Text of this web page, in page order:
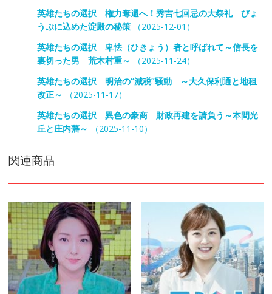
英雄たちの選択 権力奪還へ！秀吉七回忌の大祭礼 びょ
うぶに込めた淀殿の秘策（2025-12-01）
英雄たちの選択 卑怯（ひきょう）者と呼ばれて～信長を
裏切った男 荒木村重～
（2025-11-24）
英雄たちの選択 明治の“減税”騒動 ～大久保利通と地租
改正～
（2025-11-17）
英雄たちの選択 異色の豪商 財政再建を請負う～本間光
丘と庄内藩～
（2025-11-10）
関連商品